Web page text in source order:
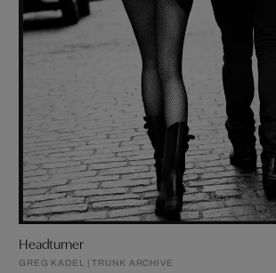
Headturner
GREG KADEL | TRUNK ARCHIVE